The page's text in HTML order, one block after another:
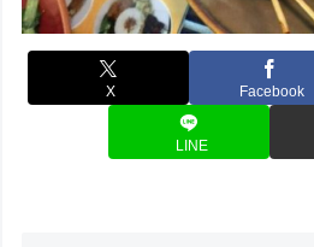
X Facebook
LINE